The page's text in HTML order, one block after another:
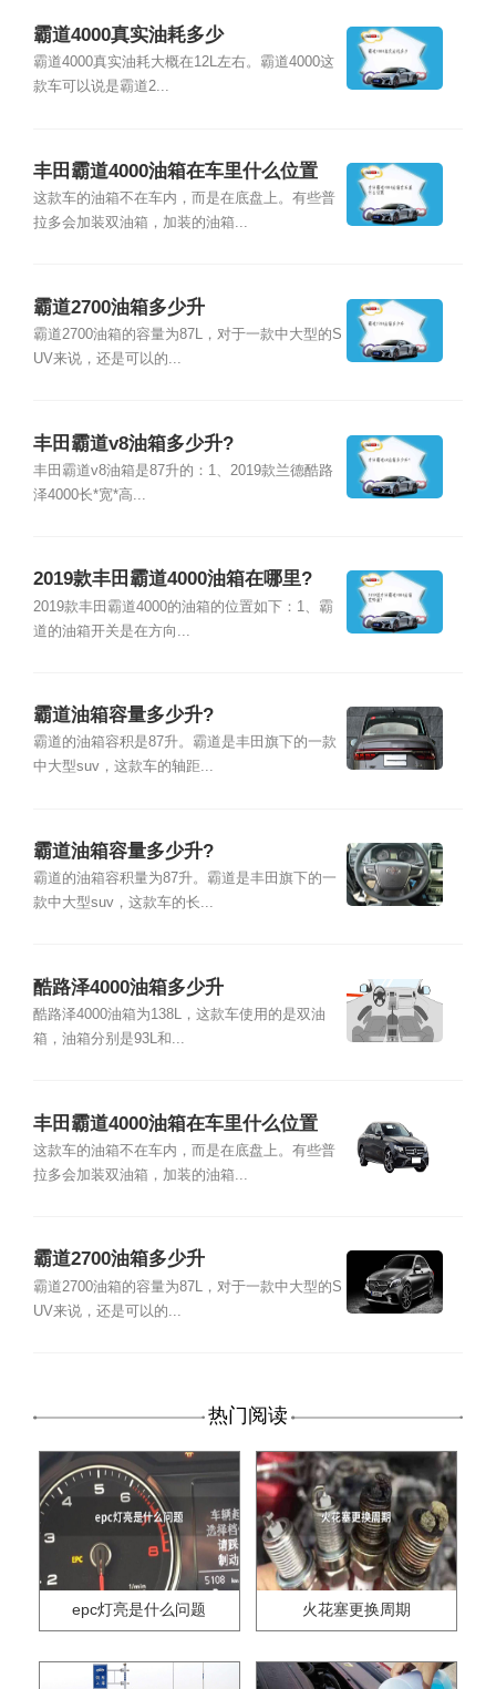
霸道4000真实油耗多少
霸道4000真实油耗大概在12L左右。霸道4000这
款车可以说是霸道2...
丰田霸道4000油箱在车里什么位置
这款车的油箱不在车内，而是在底盘上。有些普
拉多会加装双油箱，加装的油箱...
霸道2700油箱多少升
霸道2700油箱的容量为87L，对于一款中大型的S
UV来说，还是可以的...
丰田霸道v8油箱多少升?
丰田霸道v8油箱是87升的：1、2019款兰德酷路
泽4000长*宽*高...
2019款丰田霸道4000油箱在哪里?
2019款丰田霸道4000的油箱的位置如下：1、霸
道的油箱开关是在方向...
霸道油箱容量多少升?
霸道的油箱容积是87升。霸道是丰田旗下的一款
中大型suv，这款车的轴距...
霸道油箱容量多少升?
霸道的油箱容积量为87升。霸道是丰田旗下的一
款中大型suv，这款车的长...
酷路泽4000油箱多少升
酷路泽4000油箱为138L，这款车使用的是双油
箱，油箱分别是93L和...
丰田霸道4000油箱在车里什么位置
这款车的油箱不在车内，而是在底盘上。有些普
拉多会加装双油箱，加装的油箱...
霸道2700油箱多少升
霸道2700油箱的容量为87L，对于一款中大型的S
UV来说，还是可以的...
热门阅读
epc灯亮是什么问题 火花塞更换周期